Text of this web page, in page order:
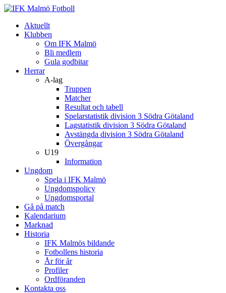
Aktuellt
Klubben
Om IFK Malmö
Bli medlem
Gula godbitar
Herrar
A-lag
Truppen
Matcher
Resultat och tabell
Spelarstatistik division 3 Södra Götaland
Lagstatistik division 3 Södra Götaland
Avstängda division 3 Södra Götaland
Övergångar
U19
Information
Ungdom
Spela i IFK Malmö
Ungdomspolicy
Ungdomsportal
Gå på match
Kalendarium
Marknad
Historia
IFK Malmös bildande
Fotbollens historia
År för år
Profiler
Ordföranden
Kontakta oss